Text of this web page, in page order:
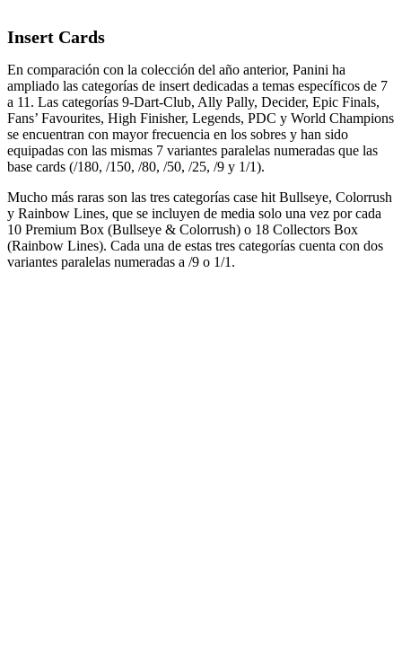
Insert Cards
En comparación con la colección del año anterior, Panini ha
ampliado las categorías de insert dedicadas a temas específicos de 7
a 11. Las categorías 9-Dart-Club, Ally Pally, Decider, Epic Finals,
Fans’ Favourites, High Finisher, Legends, PDC y World Champions
se encuentran con mayor frecuencia en los sobres y han sido
equipadas con las mismas 7 variantes paralelas numeradas que las
base cards (/180, /150, /80, /50, /25, /9 y 1/1).
Mucho más raras son las tres categorías case hit Bullseye, Colorrush
y Rainbow Lines, que se incluyen de media solo una vez por cada
10 Premium Box (Bullseye & Colorrush) o 18 Collectors Box
(Rainbow Lines). Cada una de estas tres categorías cuenta con dos
variantes paralelas numeradas a /9 o 1/1.